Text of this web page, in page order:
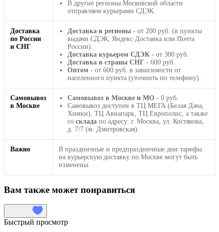
В другие регионы Московской области
отправляем курьерами СДЭК.
Доставка
по России
и СНГ
Доставка в регионы - от 200 руб. (в пункты
выдачи СДЭК, Яндекс Доставка или Почта
России).
Доставка курьером СДЭК - от 300 руб.
Доставка в страны СНГ - 600 руб.
Оптом - от 600 руб. в зависимости от
населенного пункта (уточнить по телефону).
Самовывоз
в Москве
Самовывоз в Москве и МО - 0 руб.
Самовывоз доступен в ТЦ МЕГА (Белая Дача,
Химки), ТЦ Авиапарк, ТЦ Европолис, а также
со склада по адресу: г. Москва, ул. Костякова,
д. 7/7 (м. Дмитровская).
Важно
В праздничные и предпраздничные дни тарифы
на курьерскую доставку по Москве могут быть
изменены.
Вам также может понравиться
Быстрый просмотр